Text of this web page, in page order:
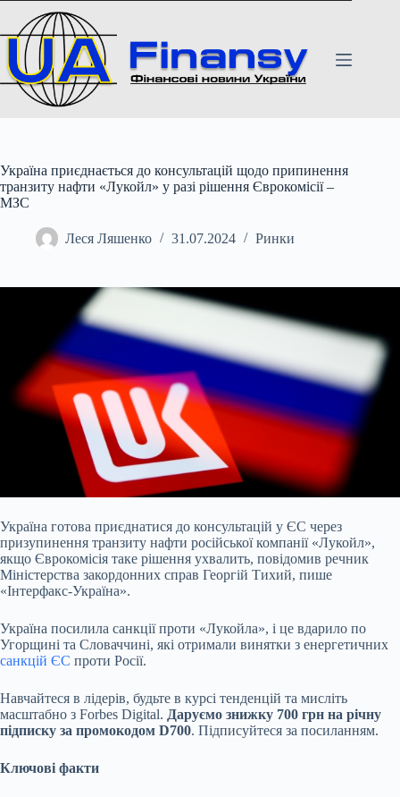
вмісту
Україна приєднається до консультацій щодо припинення
транзиту нафти «Лукойл» у разі рішення Єврокомісії –
МЗС
Леся Ляшенко 31.07.2024 Ринки
Україна готова приєднатися до консультацій у ЄС через
призупинення транзиту нафти російської компанії «Лукойл»,
якщо Єврокомісія таке рішення ухвалить, повідомив речник
Міністерства закордонних справ Георгій Тихий, пише
«Інтерфакс-Україна».
Україна посилила санкції проти «Лукойла», і це вдарило по
Угорщині та Словаччині, які отримали винятки з енергетичних
санкцій ЄС проти Росії.
Навчайтеся в лідерів, будьте в курсі тенденцій та мисліть
масштабно з Forbes Digital. Даруємо знижку 700 грн на річну
підписку за промокодом D700. Підписуйтеся за посиланням.
Ключові факти